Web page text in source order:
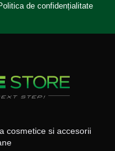
de confidențialitate
cosmetice si accesorii